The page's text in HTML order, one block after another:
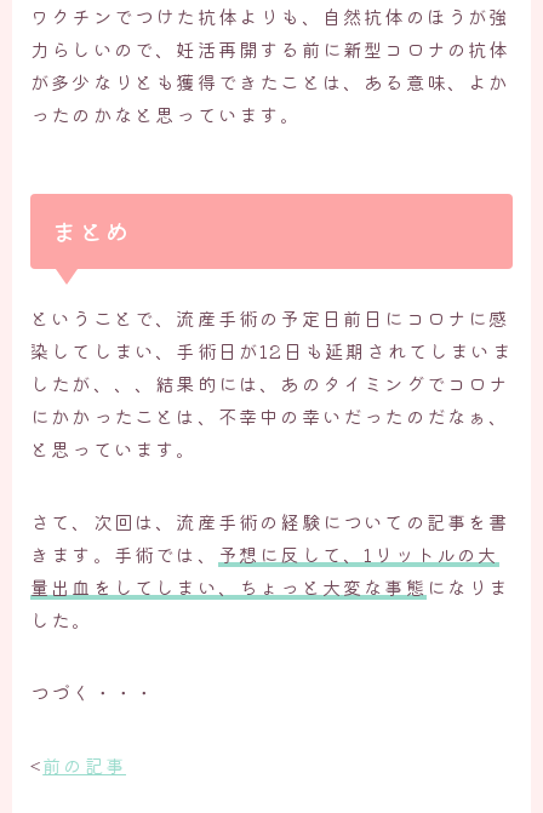
ワクチンでつけた抗体よりも、自然抗体のほうが強
力らしいので、妊活再開する前に新型コロナの抗体
が多少なりとも獲得できたことは、ある意味、よか
ったのかなと思っています。
まとめ
ということで、流産手術の予定日前日にコロナに感
染してしまい、手術日が12日も延期されてしまいま
したが、、、結果的には、あのタイミングでコロナ
にかかったことは、不幸中の幸いだったのだなぁ、
と思っています。
さて、次回は、流産手術の経験についての記事を書
きます。手術では、 予想に反して、1リットルの大
量出血をしてしまい、ちょっと大変な事態 になりま
した。
つづく・・・
<前の記事